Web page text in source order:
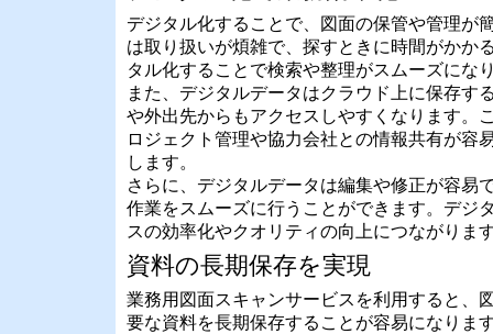
デジタル化することで、図面の保管や管理が
は取り扱いが煩雑で、探すときに時間がかか
タル化することで検索や整理がスムーズにな
また、デジタルデータはクラウド上に保存す
や外出先からもアクセスしやすくなります。
ロジェクト管理や協力会社との情報共有が容
します。
さらに、デジタルデータは編集や修正が容易
作業をスムーズに行うことができます。デジ
スの効率化やクオリティの向上につながりま
資料の長期保存を実現
業務用図面スキャンサービスを利用すると、
要な資料を長期保存することが容易になりま